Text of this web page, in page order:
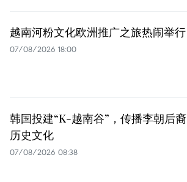
越南河粉文化欧洲推广之旅热闹举行
07/08/2026 18:00
韩国投建“K-越南谷”，传播李朝后裔
历史文化
07/08/2026 08:38